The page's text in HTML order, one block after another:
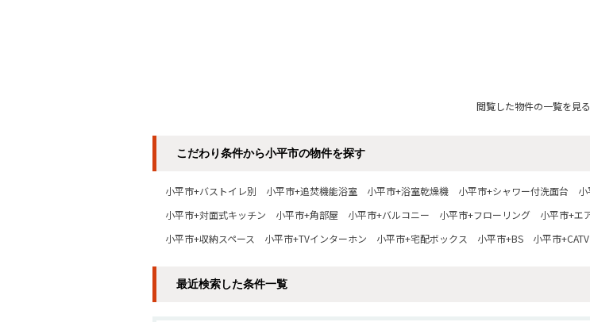
閲覧した物件の一覧を見る
こだわり条件から小平市の物件を探す
小平市+バストイレ別 小平市+追焚機能浴室 小平市+浴室乾燥機 小平市+シャワー付洗面台
小平市+対面式キッチン
小平市+角部屋 小平市+バルコニー 小平市+フローリング 小平市+エ
小平市+収納スペース
小平市+TVインターホン 小平市+宅配ボックス 小平市+BS 小平市+CATV
最近検索した条件一覧